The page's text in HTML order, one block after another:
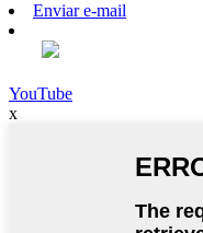
Enviar e-mail
YouTube
x